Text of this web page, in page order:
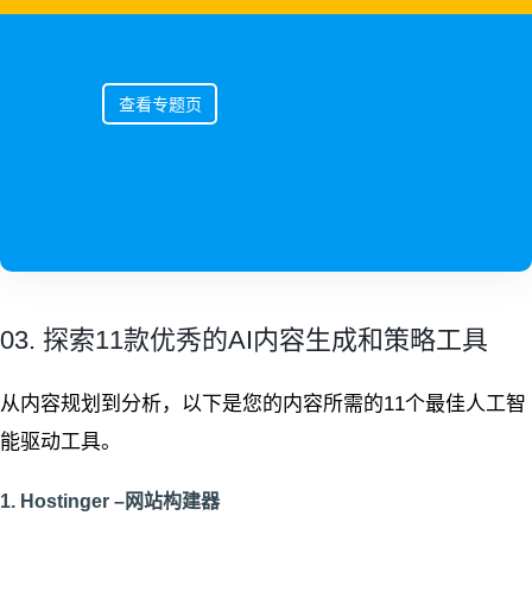
查看专题页
03. 探索11款优秀的AI内容生成和策略工具
从内容规划到分析，以下是您的内容所需的11个最佳人工智
能驱动工具。
1. Hostinger –网站构建器